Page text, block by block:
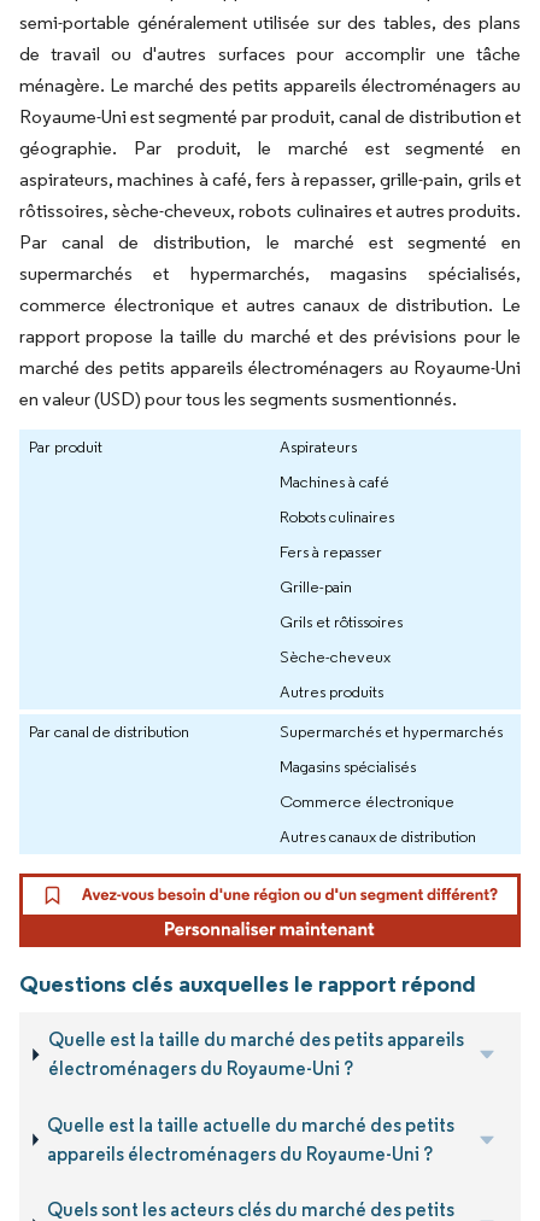
semi-portable généralement utilisée sur des tables, des plans
de travail ou d'autres surfaces pour accomplir une tâche
ménagère. Le marché des petits appareils électroménagers au
Royaume-Uni est segmenté par produit, canal de distribution et
géographie. Par produit, le marché est segmenté en
aspirateurs, machines à café, fers à repasser, grille-pain, grils et
rôtissoires, sèche-cheveux, robots culinaires et autres produits.
Par canal de distribution, le marché est segmenté en
supermarchés et hypermarchés, magasins spécialisés,
commerce électronique et autres canaux de distribution. Le
rapport propose la taille du marché et des prévisions pour le
marché des petits appareils électroménagers au Royaume-Uni
en valeur (USD) pour tous les segments susmentionnés.
Par produit
Aspirateurs
Machines à café
Robots culinaires
Fers à repasser
Grille-pain
Grils et rôtissoires
Sèche-cheveux
Autres produits
Par canal de distribution
Supermarchés et hypermarchés
Magasins spécialisés
Commerce électronique
Autres canaux de distribution
Questions clés auxquelles le rapport répond
Quelle est la taille du marché des petits appareils
électroménagers du Royaume-Uni ?
Quelle est la taille actuelle du marché des petits
appareils électroménagers du Royaume-Uni ?
Quels sont les acteurs clés du marché des petits